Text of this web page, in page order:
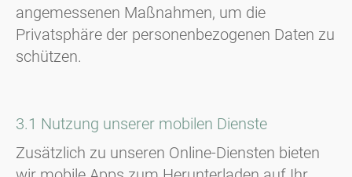
angemessenen Maßnahmen, um die
Privatsphäre der personenbezogenen Daten zu
schützen.
3.1 Nutzung unserer mobilen Dienste
Zusätzlich zu unseren Online-Diensten bieten